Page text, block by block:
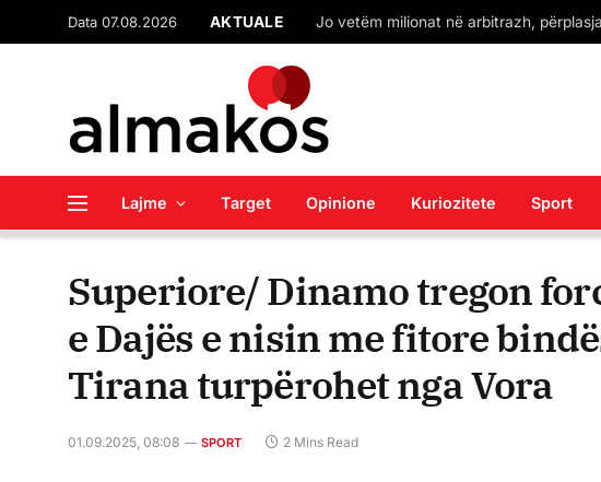
Data 07.08.2026 AKTUALE
Lajme Target Opinione Kuriozitete Sport
Superiore/ Dinamo tregon
e Dajës e nisin me fitore
Tirana turpërohet nga Vora
01.09.2025, 08:08 SPORT 2 Mins Read